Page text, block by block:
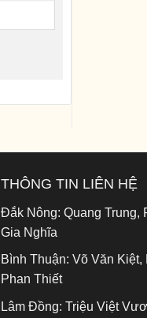
THÔNG TIN LIÊN HỆ
Đắk Nông: Quang Trung,
Gia Nghĩa
Bình Thuận: Võ Văn Kiệt,
Phan Thiết
Lâm Đồng: Triệu Việt